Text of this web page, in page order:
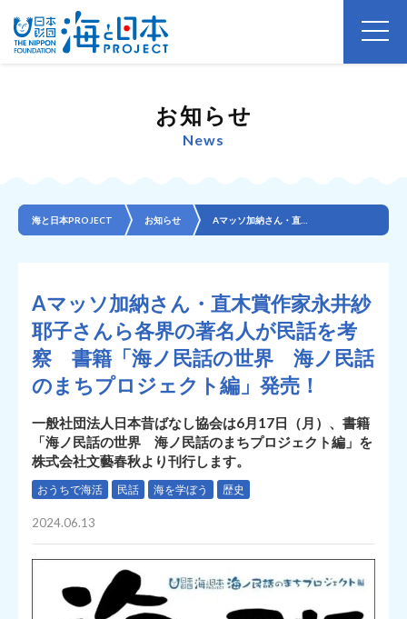
お知らせ
News
海と日本PROJECT お知らせ
Aマッソ加納さん・直木賞作家永井紗
耶子さんら各界の著名人が民話を考
察 書籍「海ノ民話の世界 海ノ民話
のまちプロジェクト編」発売！
一般社団法人日本昔ばなし協会は6月17日（月）、書籍
「海ノ民話の世界 海ノ民話のまちプロジェクト編」を
株式会社文藝春秋より刊行します。
おうちで海活 民話 海を学ぼう 歴史
2024.06.13